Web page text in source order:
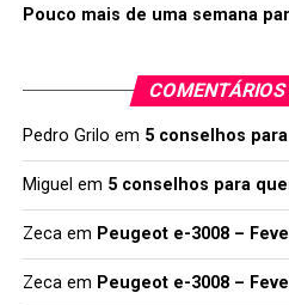
Pouco mais de uma semana
Pedro Grilo em 5 conselhos
Miguel em 5 conselhos para
Zecaem Peugeot e-3008 –
Zecaem Peugeot e-3008 –